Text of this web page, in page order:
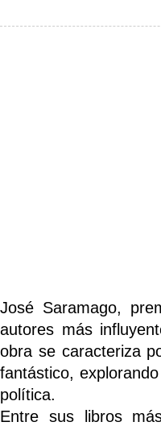
José Saramago,
autores más
obra se caracteriza
fantástico,
política.
Entre sus libros